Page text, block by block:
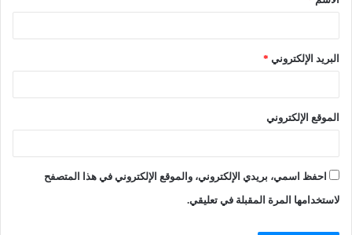
البريد الإلكتروني *
الموقع الإلكتروني
احفظ اسمي، بريدي الإلكتروني، والموقع الإلكتروني في هذا المتصفح
لاستخدامها المرة المقبلة في تعليقي.